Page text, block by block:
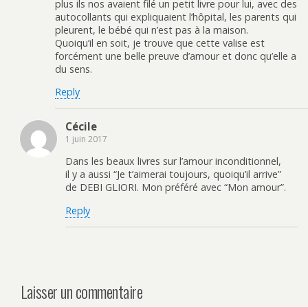
plus ils nos avaient filé un petit livre pour lui, avec des
autocollants qui expliquaient l’hôpital, les parents qui
pleurent, le bébé qui n’est pas à la maison.
Quoiqu’il en soit, je trouve que cette valise est
forcément une belle preuve d’amour et donc qu’elle a
du sens.
Reply
Cécile
1 juin 2017
Dans les beaux livres sur l’amour inconditionnel,
il y a aussi “Je t’aimerai toujours, quoiqu’il arrive”
de DEBI GLIORI. Mon préféré avec “Mon amour”.
Reply
Laisser un commentaire